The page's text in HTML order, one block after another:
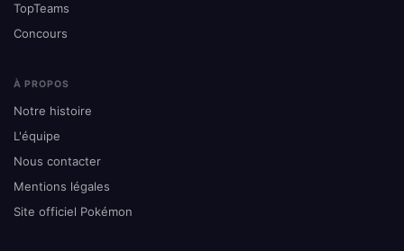
TopTeams
Concours
À PROPOS
Notre histoire
L'équipe
Nous contacter
Mentions légales
Site officiel Pokémon